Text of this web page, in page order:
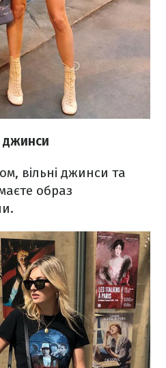
джинси
вільні джинси та
образ